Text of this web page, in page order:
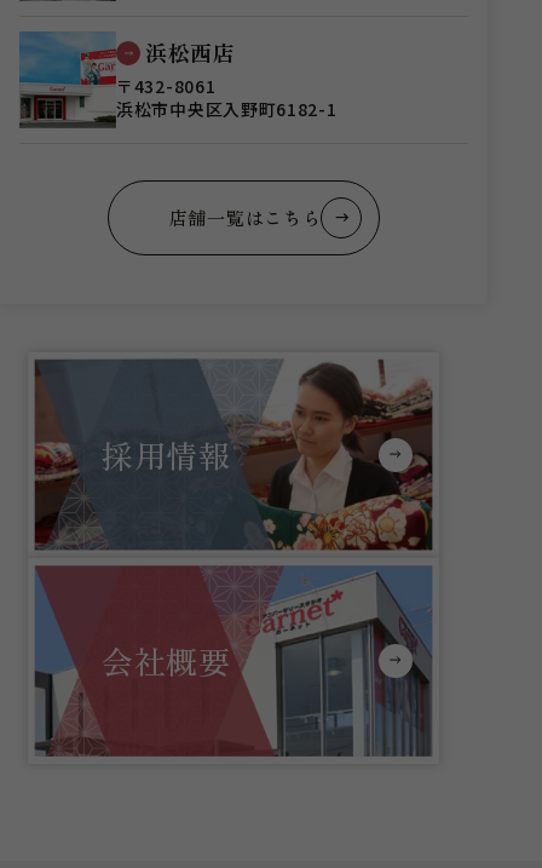
浜松西店
〒432-8061
浜松市中央区入野町6182-1
店舗一覧はこちら
採用情報
会社概要